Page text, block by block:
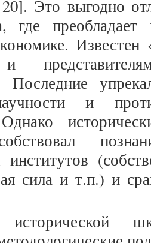
Это выгодно
где
Последние
и
институтов
сила и т.п.) и